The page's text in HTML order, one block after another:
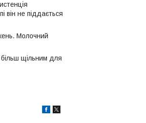
він не піддається
Молочний
щільним для